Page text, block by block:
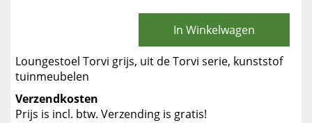
In Winkelwagen
Loungestoel Torvi grijs, uit de Torvi serie, kunststof
tuinmeubelen
Verzendkosten
Prijs is incl. btw. Verzending is gratis!